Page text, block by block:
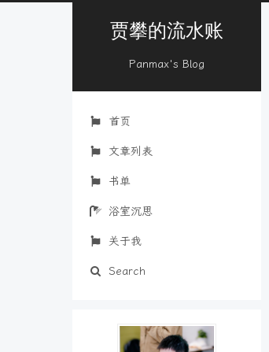
贾攀的流水账
Panmax's Blog
首页
文章列表
书单
浴室沉思
关于我
Search